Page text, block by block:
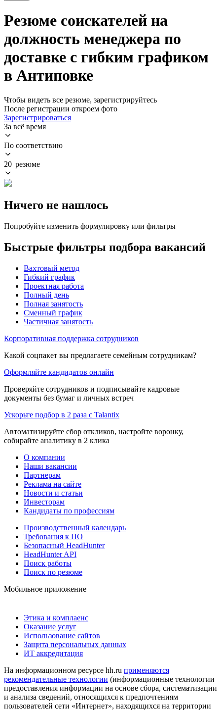
Резюме соискателей на
должность менеджера по
доставке с гибким графиком
в Антиповке
Чтобы видеть все резюме, зарегистрируйтесь
После регистрации откроем фото
Зарегистрироваться
За всё время
По соответствию
20 резюме
Ничего не нашлось
Попробуйте изменить формулировку или фильтры
Быстрые фильтры подбора вакансий
Вахтовый метод
Гибкий график
Проектная работа
Полный день
Полная занятость
Сменный график
Частичная занятость
Корпоративная поддержка сотрудников
Какой соцпакет вы предлагаете семейным сотрудникам?
Оформляйте кандидатов онлайн
Проверяйте сотрудников и подписывайте кадровые
документы без бумаг и личных встреч
Ускорьте подбор в 2 раза с Talantix
Автоматизируйте сбор откликов, настройте воронку,
собирайте аналитику в 2 клика
О компании
Наши вакансии
Партнерам
Реклама на сайте
Новости и статьи
Инвесторам
Кандидаты по профессиям
Производственный календарь
Требования к ПО
Безопасный HeadHunter
HeadHunter API
Поиск работы
Поиск по резюме
Мобильное приложение
Этика и комплаенс
Оказание услуг
Использование сайтов
Защита персональных данных
ИТ аккредитация
На информационном ресурсе hh.ru применяются
рекомендательные технологии (информационные технологии
предоставления информации на основе сбора, систематизации
и анализа сведений, относящихся к предпочтениям
пользователей сети «Интернет», находящихся на территории